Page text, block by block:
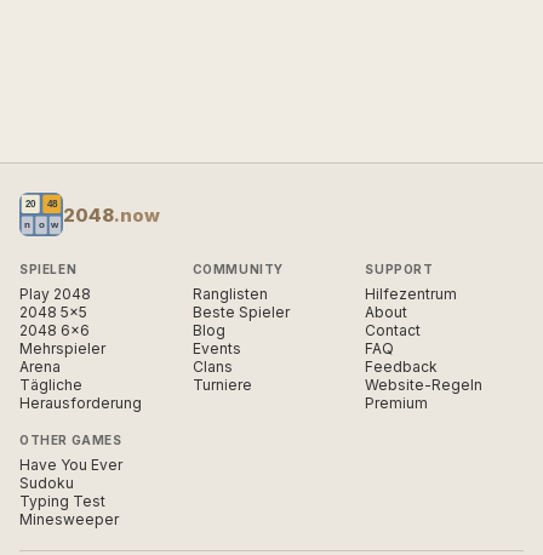
2048.now
SPIELEN
Play 2048
2048 5×5
2048 6×6
Mehrspieler
Arena
Tägliche
Herausforderung
COMMUNITY
Ranglisten
Beste Spieler
Blog
Events
Clans
Turniere
SUPPORT
Hilfezentrum
About
Contact
FAQ
Feedback
Website-Regeln
Premium
OTHER GAMES
Have You Ever
Sudoku
Typing Test
Minesweeper